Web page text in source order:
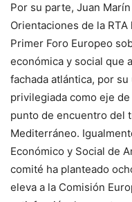
Por su parte, Juan
Orientaciones de la
Primer Foro Europeo
económica y social que
fachada atlántica, por
privilegiada como eje
punto de encuentro del
Mediterráneo.
Económico y Social de
comité ha planteado
eleva a la Comisión